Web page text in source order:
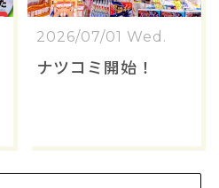
2026/07/01 Wed.
ナツコミ開始！